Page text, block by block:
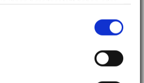
Praxis. Alle Vorgänge werden
und zu voller Zufriedenheit von
Seine ruhige profesionelle
Art haben zu meiner Gesundung